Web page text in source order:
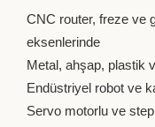
CNC router, freze ve
eksenlerinde
Metal, ahşap, plastik
Endüstriyel robot ve
Servo motorlu ve